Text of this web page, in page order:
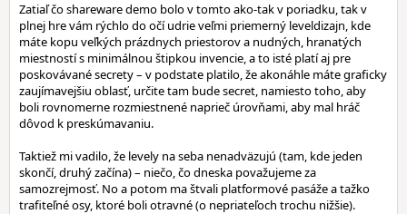
Zatiaľ čo shareware demo bolo v tomto ako-tak v poriadku, tak v
plnej hre vám rýchlo do očí udrie veľmi priemerný leveldizajn, kde
máte kopu veľkých prázdnych priestorov a nudných, hranatých
miestností s minimálnou štipkou invencie, a to isté platí aj pre
poskovávané secrety – v podstate platilo, že akonáhle máte graficky
zaujímavejšiu oblasť, určite tam bude secret, namiesto toho, aby
boli rovnomerne rozmiestnené naprieč úrovňami, aby mal hráč
dôvod k preskúmavaniu.
Taktiež mi vadilo, že levely na seba nenadväzujú (tam, kde jeden
skončí, druhý začína) – niečo, čo dneska považujeme za
samozrejmosť. No a potom ma štvali platformové pasáže a tažko
trafiteľné osy, ktoré boli otravné (o nepriateľoch trochu nižšie).